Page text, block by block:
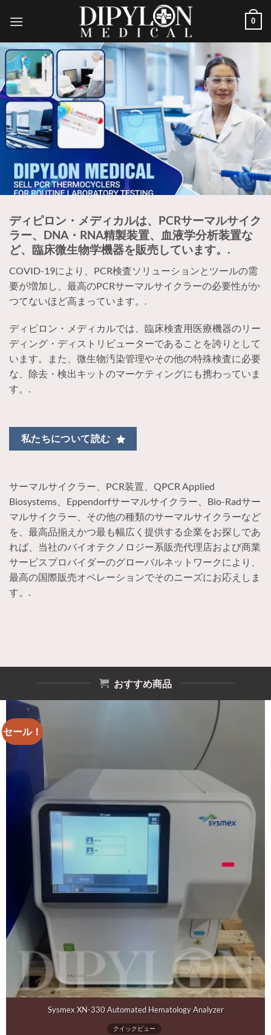
ン
ツ
に
ス
キ
ッ
プ
0
ディピロン・メディカルは、PCRサーマルサイク
ラー、DNA・RNA精製装置、血液学分析装置な
ど、臨床微生物学機器を販売しています。.
COVID-19により、PCR検査ソリューションとツールの需
要が増加し、最高のPCRサーマルサイクラーの必要性がか
つてないほど高まっています。.
ディピロン・メディカルでは、臨床検査用医療機器のリー
ディング・ディストリビューターであることを誇りとして
います。また、微生物汚染管理やその他の特殊検査に必要
な、除去・検出キットのマーケティングにも携わっていま
す。.
私たちについて読む
サーマルサイクラー、PCR装置、QPCR Applied
Biosystems、Eppendorfサーマルサイクラー、Bio-Radサー
マルサイクラー、その他の種類のサーマルサイクラーなど
を、最高品揃えかつ最も幅広く提供する企業をお探しであ
れば、当社のバイオテクノロジー系販売代理店および商業
サービスプロバイダーのグローバルネットワークにより、
最高の国際販売オペレーションでそのニーズにお応えしま
す。.
おすすめ商品
セール！
Sysmex XN-330 Automated Hematology Analyzer
クイックビュー